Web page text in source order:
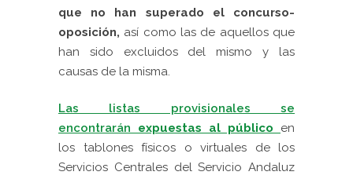
que no han superado el concurso-
oposición, así como las de aquellos que
han sido excluidos del mismo y las
causas de la misma.
Las listas provisionales se
encontrarán expuestas al público
en
los tablones físicos o virtuales de los
Servicios Centrales del Servicio Andaluz